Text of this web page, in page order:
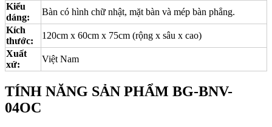
Kiểu
dáng:
Bàn có hình chữ nhật, mặt bàn và mép bàn phẳng.
Kích
thước:
120cm x 60cm x 75cm (rộng x sâu x cao)
Xuất
xứ:
Việt Nam
TÍNH NĂNG SẢN PHẨM BG-BNV-
04OC